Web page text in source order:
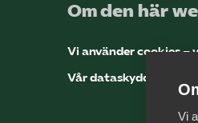
Om den här
Vi använder cookies –
Vår dataskyddspolicy
Vi